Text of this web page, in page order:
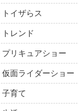
トイザらス
トレンド
プリキュアショー
仮面ライダーショー
子育て